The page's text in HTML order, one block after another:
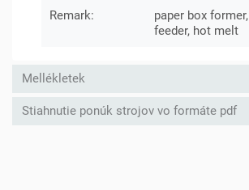
Remark:
paper box former,
feeder, hot melt
Mellékletek
Stiahnutie ponúk strojov vo formáte pdf